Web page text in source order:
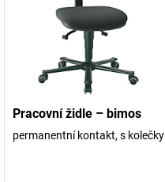
Pracovní židle – bimos
permanentní kontakt, s kolečky